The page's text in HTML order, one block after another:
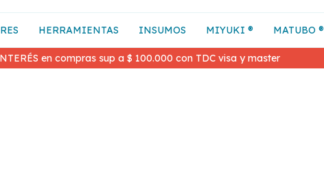
en compras sup a $ 100.000 con TDC visa y master
HERRAMIENTAS INSUMOS MIYUKI ® MATUBO ®